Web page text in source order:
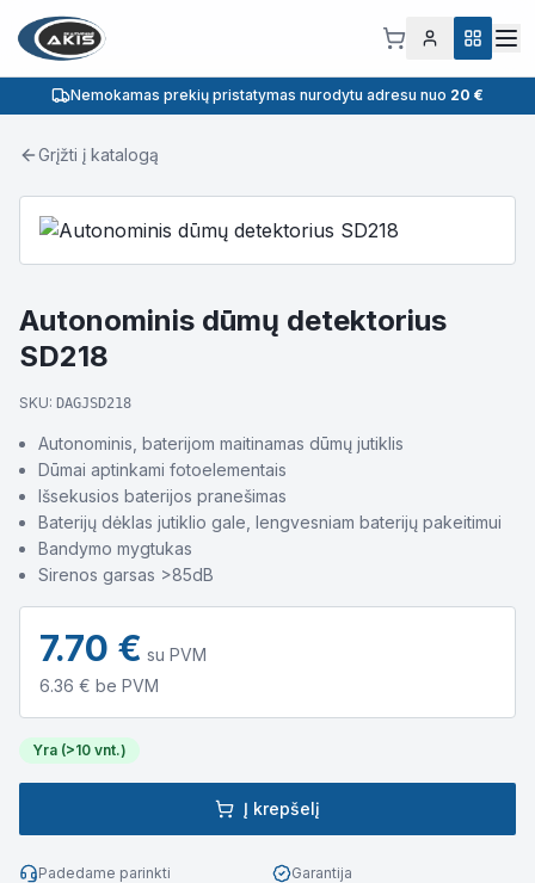
Nemokamas prekių pristatymas nurodytu adresu nuo 20 €
Grįžti į katalogą
Autonominis dūmų detektorius
SD218
SKU: DAGJSD218
Autonominis, baterijom maitinamas dūmų jutiklis
Dūmai aptinkami fotoelementais
Išsekusios baterijos pranešimas
Baterijų dėklas jutiklio gale, lengvesniam baterijų pakeitimui
Bandymo mygtukas
Sirenos garsas >85dB
7.70 € su PVM
6.36 € be PVM
Yra (>10 vnt.)
Į krepšelį
Padedame parinkti
Garantija